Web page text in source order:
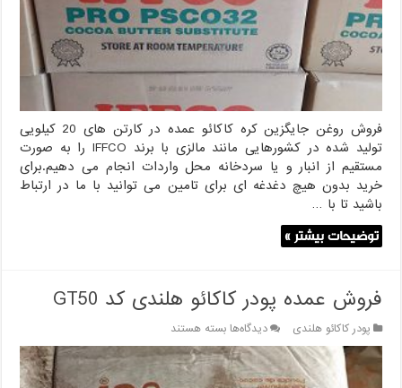
فروش روغن جایگزین کره کاکائو عمده در کارتن های 20 کیلویی
تولید شده در کشورهایی مانند مالزی با برند IFFCO را به صورت
مستقیم از انبار و یا سردخانه محل واردات انجام می دهیم.برای
خرید بدون هیچ دغدغه ای برای تامین می توانید با ما در ارتباط
باشید تا با …
توضیحات بیشتر »
فروش عمده پودر کاکائو هلندی کد GT50
پودر کاکائو هلندی دیدگاه‌هابرای
فروش
عمده
پودر
بسته هستند